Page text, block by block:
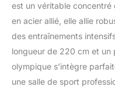
est un véritable concentré
en acier allié, elle allie
des entraînements
longueur de 220 cm et
olympique s’intègre
une salle de sport